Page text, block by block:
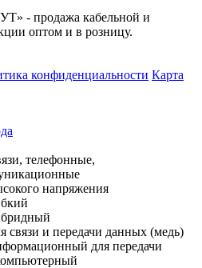
- продажа кабельной и
оптом и в розницу.
конфиденциальности Карта
телефонные,
напряжения
связи и передачи данных (медь)
для передачи